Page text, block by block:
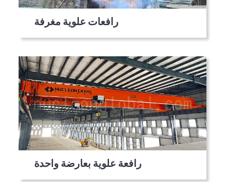
رافعات علوية مغرفة
رافعة علوية بعارضة واحدة